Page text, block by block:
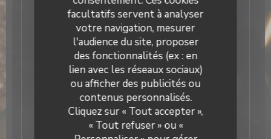
facultatifs servent à analyser
votre navigation, mesurer
l'audience du site, proposer
des fonctionnalités (ex : en
lien avec les réseaux sociaux)
ou afficher des publicités ou
contenus personnalisés.
Cliquez sur « Tout accepter »,
« Tout refuser » ou «
Nos amis à quatre pattes ne sont pas reçus
en salle, mais avec plaisir en extérieur dès
que la terrasse est ouverte